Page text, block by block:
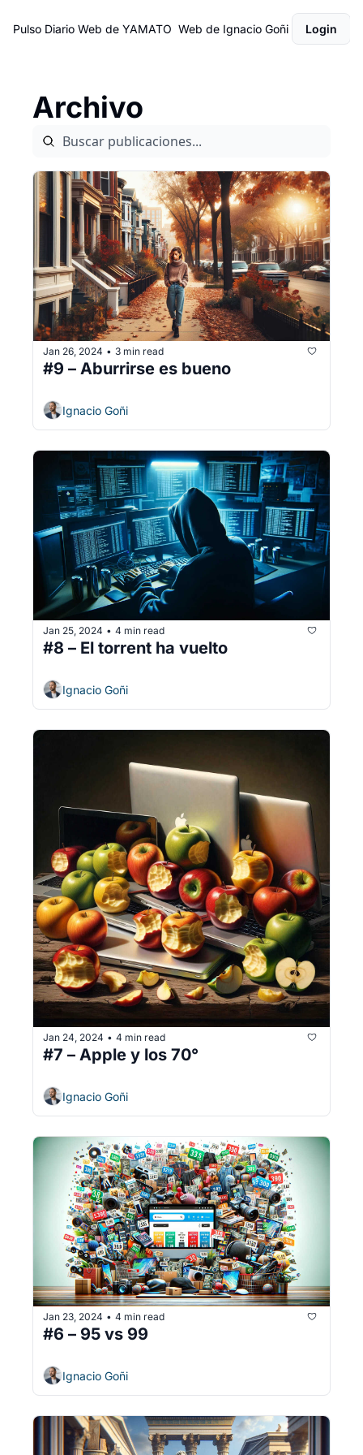
Pulso Diario Web de YAMATO Web de Ignacio Goñi Login
Archivo
Jan 26, 2024 • 3 min read
#9 – Aburrirse es bueno
Ignacio Goñi
Jan 25, 2024 • 4 min read
#8 – El torrent ha vuelto
Ignacio Goñi
Jan 24, 2024 • 4 min read
#7 – Apple y los 70°
Ignacio Goñi
Jan 23, 2024 • 4 min read
#6 – 95 vs 99
Ignacio Goñi